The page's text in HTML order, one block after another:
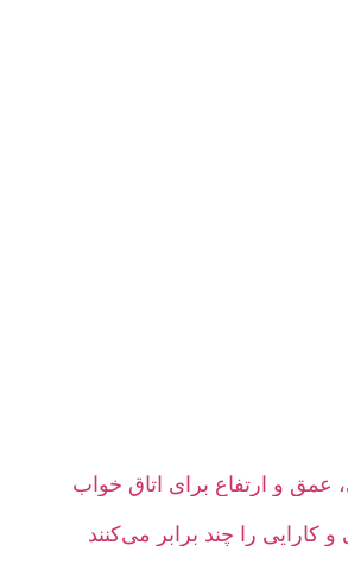
عمق و ارتفاع برای اتاق خواب
کارایی را چند برابر می‌کنند